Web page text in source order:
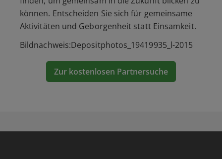
können. Entscheiden Sie sich für gemeinsame
Aktivitäten und Geborgenheit statt Einsamkeit.
Bildnachweis:Depositphotos_19419935_l-2015
Zur kostenlosen Partnersuche